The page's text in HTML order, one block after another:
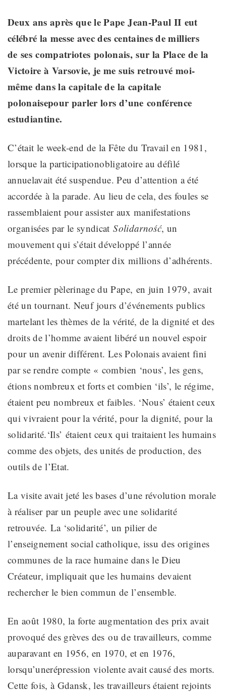
Deux ans après que le Pape Jean-Paul II eut
célébré la messe avec des centaines de milliers
de ses compatriotes polonais, sur la Place de la
Victoire à Varsovie, je me suis retrouvé moi-
même dans la capitale de la capitale
polonaisepour parler lors d’une conférence
estudiantine.
C’était le week-end de la Fête du Travail en 1981,
lorsque la participationobligatoire au défilé
annuelavait été suspendue. Peu d’attention a été
accordée à la parade. Au lieu de cela, des foules se
rassemblaient pour assister aux manifestations
organisées par le syndicat Solidarność, un
mouvement qui s’était développé l’année
précédente, pour compter dix millions d’adhérents.
Le premier pèlerinage du Pape, en juin 1979, avait
étéun tournant. Neuf jours d’événements publics
martelant les thèmes de la vérité, de la dignité et des
droits de l’homme avaient libéré un nouvel espoir
pour un avenir différent. Les Polonais avaient fini
par se rendre compte « combien ‘nous’, les gens,
étions nombreux et forts et combien ‘ils’, le régime,
étaient peu nombreux et faibles. ‘Nous’ étaient ceux
qui vivraient pour la vérité, pour la dignité, pour la
solidarité.‘Ils’ étaient ceux qui traitaient les humains
comme des objets, des unités de production, des
outils de l’Etat.
La visite avait jeté les bases d’une révolution morale
à réaliser par un peuple avec une solidarité
retrouvée. La ‘solidarité’, un pilier de
l’enseignement social catholique, issu des origines
communes de la race humaine dans le Dieu
Créateur, impliquait que les humains devaient
rechercher le bien commun de l’ensemble.
En août 1980, la forte augmentation des prix avait
provoqué des grèves des ou de travailleurs, comme
auparavant en 1956, en 1970, et en 1976,
lorsqu’unerépressionviolente avait causé des morts.
Cette fois, à Gdansk, les travailleurs étaient rejoints